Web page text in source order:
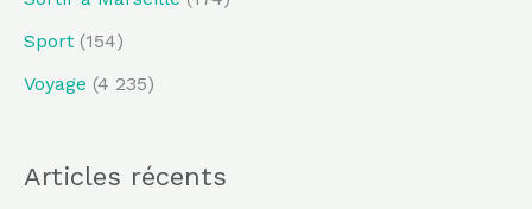
Sport (154)
Voyage (4 235)
Articles récents